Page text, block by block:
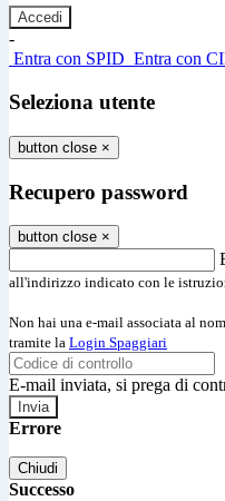
-
Entra con SPID Entra con
Seleziona utente
button close ×
Recupero password
button close ×
all'indirizzo indicato con le
Non hai una e-mail associata al
tramite la Login Spaggiari
E-mail inviata, si prega di
Errore
Chiudi
Successo